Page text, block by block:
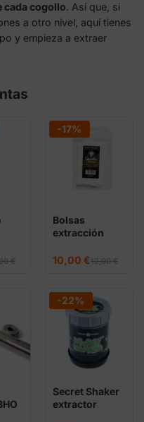
cada cogollo. Así que, si
a otro nivel, aquí tienes
y empieza a extraer
€
-17%
Bolsas
extracción
11x5cm (Pack
12,00€
El
precio
12,00 €.
10,00 €
El
precio
10,00 €.
-22%
Secret Shaker
extractor